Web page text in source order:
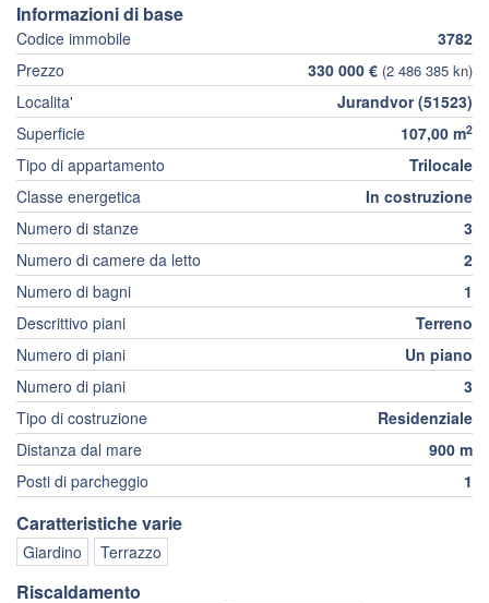
Informazioni di base
Codice immobile
3782
Prezzo
330 000 € (2 486 385 kn)
Localita'
Jurandvor (51523)
Superficie
107,00 m2
Tipo di appartamento
Trilocale
Classe energetica
In costruzione
Numero di stanze
3
Numero di camere da letto
2
Numero di bagni
1
Descrittivo piani
Terreno
Numero di piani
Un piano
Numero di piani
3
Tipo di costruzione
Residenziale
Distanza dal mare
900 m
Posti di parcheggio
1
Caratteristiche varie
Giardino Terrazzo
Riscaldamento